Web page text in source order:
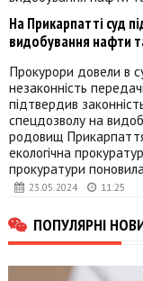
23.05.2024 11:25
На Прикарпатті суд
видобування нафти
Прокурори довели в
незаконність
підтвердив
спецдозволу на
родовищ
екологічна
прокуратури поновила
ПОПУЛЯРНІ